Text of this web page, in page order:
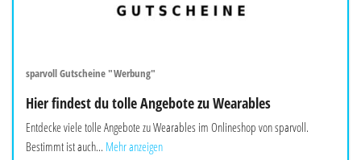
sparvoll Gutscheine "Werbung"
Hier findest du tolle Angebote zu Wearables
Entdecke viele tolle Angebote zu Wearables im Onlineshop von sparvoll.
Bestimmt ist auch... Mehr anzeigen